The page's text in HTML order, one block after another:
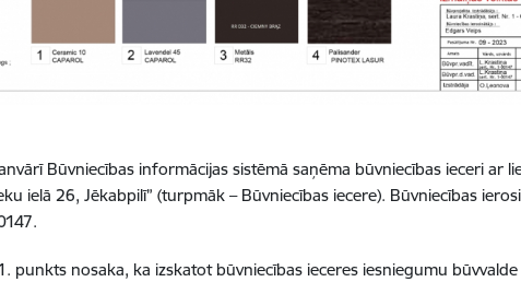
Būvniecības informācijas sistēmā saņēma būvniecības ieceri ar
ielā 26, Jēkabpilī” (turpmāk – Būvniecības iecere). Būvniecības
punkts nosaka, ka izskatot būvniecības ieceres iesniegumu